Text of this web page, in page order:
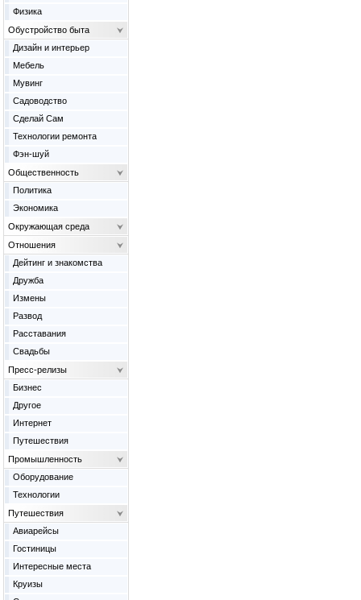
Физика
Обустройство быта
Дизайн и интерьер
Мебель
Мувинг
Садоводство
Сделай Сам
Технологии ремонта
Фэн-шуй
Общественность
Политика
Экономика
Окружающая среда
Отношения
Дейтинг и знакомства
Дружба
Измены
Развод
Расставания
Свадьбы
Пресс-релизы
Бизнес
Другое
Интернет
Путешествия
Промышленность
Оборудование
Технологии
Путешествия
Авиарейсы
Гостиницы
Интересные места
Круизы